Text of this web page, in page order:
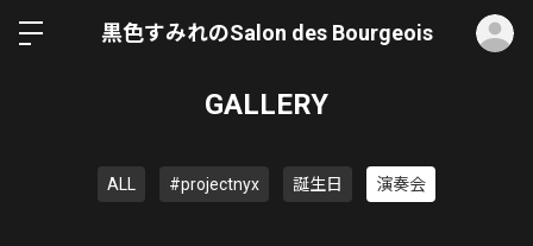
黒色すみれのSalon des Bourgeois
GALLERY
ALL #projectnyx 誕生日 演奏会